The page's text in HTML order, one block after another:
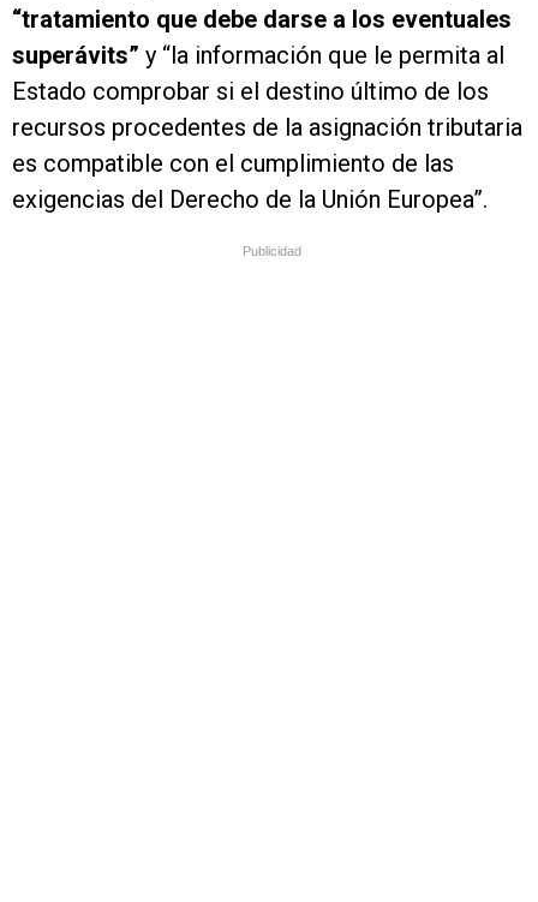
“tratamiento que debe darse a los eventuales
superávits” y “la información que le permita al
Estado comprobar si el destino último de los
recursos procedentes de la asignación tributaria
es compatible con el cumplimiento de las
exigencias del Derecho de la Unión Europea”.
Publicidad